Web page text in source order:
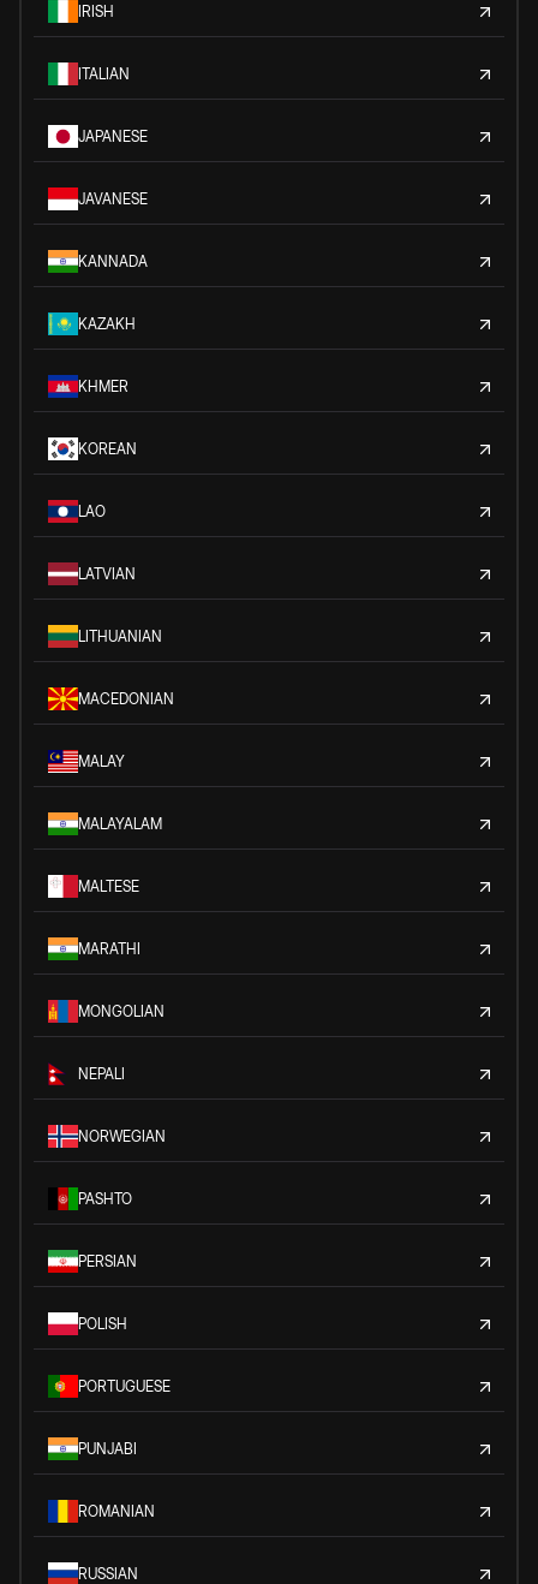
IRISH
ITALIAN
JAPANESE
JAVANESE
KANNADA
KAZAKH
KHMER
KOREAN
LAO
LATVIAN
LITHUANIAN
MACEDONIAN
MALAY
MALAYALAM
MALTESE
MARATHI
MONGOLIAN
NEPALI
NORWEGIAN
PASHTO
PERSIAN
POLISH
PORTUGUESE
PUNJABI
ROMANIAN
RUSSIAN